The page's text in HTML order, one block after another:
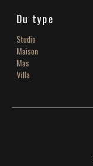
Du type
Studio
Maison
Mas
Villa